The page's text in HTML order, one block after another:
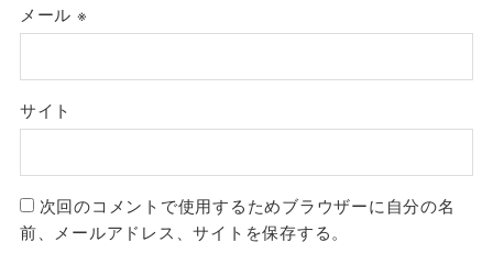
メール ※
サイト
次回のコメントで使用するためブラウザーに自分の名
前、メールアドレス、サイトを保存する。